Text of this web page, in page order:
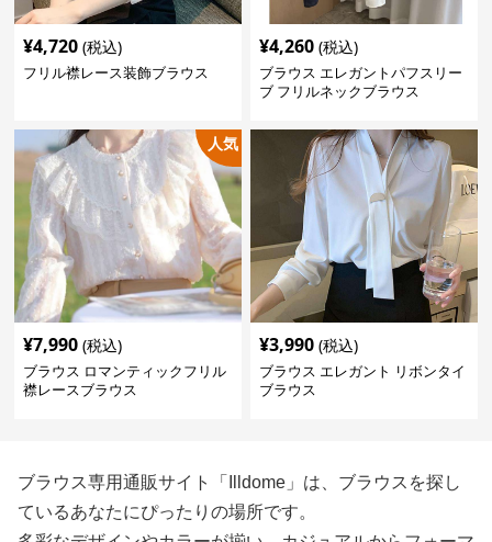
¥4,720 (税込)
フリル襟レース装飾ブラウス
¥4,260 (税込)
ブラウス エレガントパフスリー
ブ フリルネックブラウス
人気
¥7,990 (税込)
ブラウス ロマンティックフリル
襟レースブラウス
¥3,990 (税込)
ブラウス エレガント リボンタイ
ブラウス
ブラウス専用通販サイト「Illdome」は、ブラウスを探し
ているあなたにぴったりの場所です。